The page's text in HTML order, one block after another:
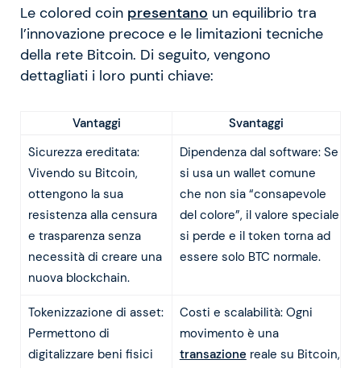
Le colored coin presentano un equilibrio tra
l’innovazione precoce e le limitazioni tecniche
della rete Bitcoin. Di seguito, vengono
dettagliati i loro punti chiave:
Vantaggi
Svantaggi
Sicurezza ereditata:
Vivendo su Bitcoin,
ottengono la sua
resistenza alla censura
e trasparenza senza
necessità di creare una
nuova blockchain.
Dipendenza dal software: Se
si usa un wallet comune
che non sia “consapevole
del colore”, il valore speciale
si perde e il token torna ad
essere solo BTC normale.
Tokenizzazione di asset:
Permettono di
digitalizzare beni fisici
Costi e scalabilità: Ogni
movimento è una
transazione reale su Bitcoin,